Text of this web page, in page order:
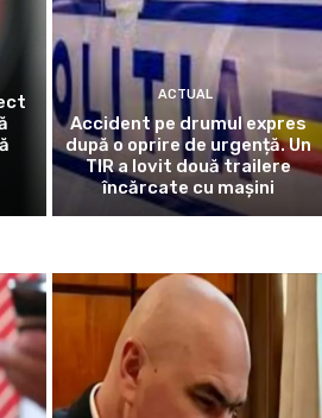
ACTUAL
Accident pe drumul expres
după o oprire de urgență. Un
TIR a lovit două trailere
încărcate cu mașini